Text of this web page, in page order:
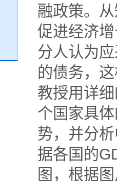
融政策。
促进经济
分人认为
的债务，
教授用详
个国家具
势，并分
据各国的
图，根据